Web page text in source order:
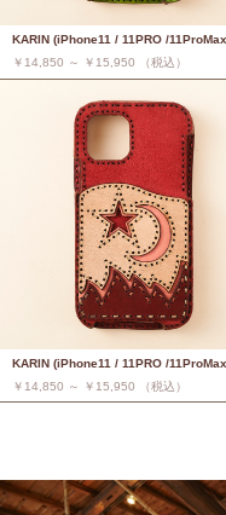
KARIN (iPhone11 / 11PRO /
￥14,850 ～ ￥15,950 （税込）
KARIN (iPhone11 / 11PRO /
￥14,850 ～ ￥15,950 （税込）